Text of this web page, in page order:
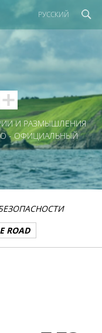
РУССКИЙ
И РАЗМЫШЛЕНИЯ
- ОФИЦИАЛЬНЫЙ
ROAD